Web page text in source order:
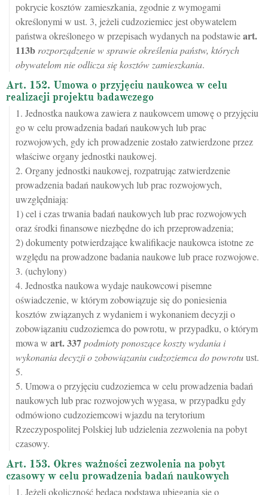
pokrycie kosztów zamieszkania, zgodnie z wymogami
określonymi w ust. 3, jeżeli cudzoziemiec jest obywatelem
państwa określonego w przepisach wydanych na podstawieart.
113b rozporządzenie w sprawie określenia państw, których
obywatelom nie odlicza się kosztów zamieszkania.
Art. 152. Umowa o przyjęciu naukowca w celu
realizacji projektu badawczego
1. Jednostka naukowa zawiera z naukowcem umowę o przyjęciu
go w celu prowadzenia badań naukowych lub prac
rozwojowych, gdy ich prowadzenie zostało zatwierdzone przez
właściwe organy jednostki naukowej.
2. Organy jednostki naukowej, rozpatrując zatwierdzenie
prowadzenia badań naukowych lub prac rozwojowych,
uwzględniają:
1) cel i czas trwania badań naukowych lub prac rozwojowych
oraz środki finansowe niezbędne do ich przeprowadzenia;
2) dokumenty potwierdzające kwalifikacje naukowca istotne ze
względu na prowadzone badania naukowe lub prace rozwojowe.
3. (uchylony)
4. Jednostka naukowa wydaje naukowcowi pisemne
oświadczenie, w którym zobowiązuje się do poniesienia
kosztów związanych z wydaniem i wykonaniem decyzji o
zobowiązaniu cudzoziemca do powrotu, w przypadku, o którym
mowa w art.337podmioty ponoszące koszty wydania i
wykonania decyzji o zobowiązaniu cudzoziemca do powrotuust.
5.
5. Umowa o przyjęciu cudzoziemca w celu prowadzenia badań
naukowych lub prac rozwojowych wygasa, w przypadku gdy
odmówiono cudzoziemcowi wjazdu na terytorium
Rzeczypospolitej Polskiej lub udzielenia zezwolenia na pobyt
czasowy.
Art. 153. Okres ważności zezwolenia na pobyt
czasowy w celu prowadzenia badań naukowych
1. Jeżeli okoliczność będąca podstawą ubiegania się o